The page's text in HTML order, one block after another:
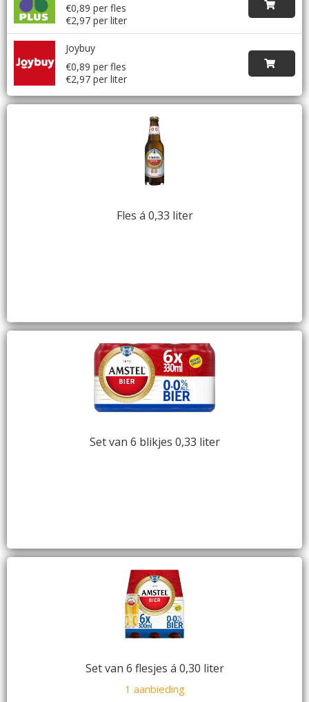
€0,89 per fles
€2,97 per liter
Joybuy
€0,89 per fles
€2,97 per liter
Fles á 0,33 liter
Set van 6 blikjes 0,33 liter
Set van 6 flesjes á 0,30 liter
1 aanbieding